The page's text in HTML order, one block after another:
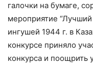
галочки на бумаге,
мероприятие
ингушей 1944 г. в
конкурсе приняло
конкурса и поощрить